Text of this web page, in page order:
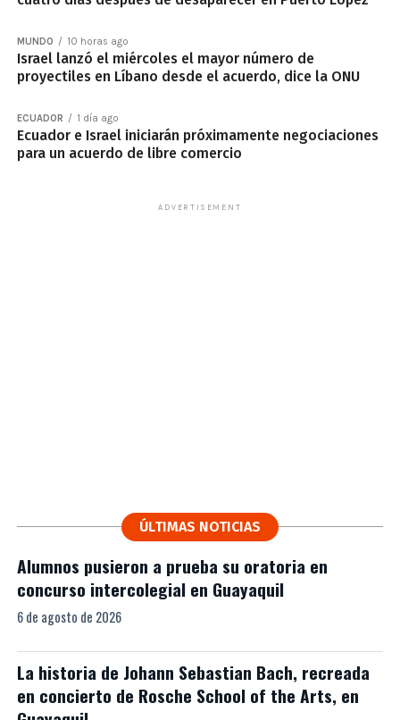
MUNDO 10 horas ago
Israel lanzó el miércoles el mayor número de
proyectiles en Líbano desde el acuerdo, dice la ONU
ECUADOR 1 día ago
Ecuador e Israel iniciarán próximamente negociaciones
para un acuerdo de libre comercio
ADVERTISEMENT
ÚLTIMAS NOTICIAS
Alumnos pusieron a prueba su oratoria en
concurso intercolegial en Guayaquil
6 de agosto de 2026
La historia de Johann Sebastian Bach, recreada
en concierto de Rosche School of the Arts, en